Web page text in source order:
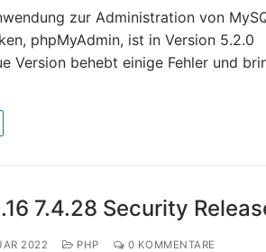
zur Administration von
phpMyAdmin, ist in Version 5.2.0
Version behebt einige Fehler und
7.4.28 Security
2022 PHP 0 KOMMENTARE